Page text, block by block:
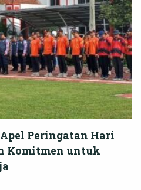
Peringatan Hari
Komitmen untuk